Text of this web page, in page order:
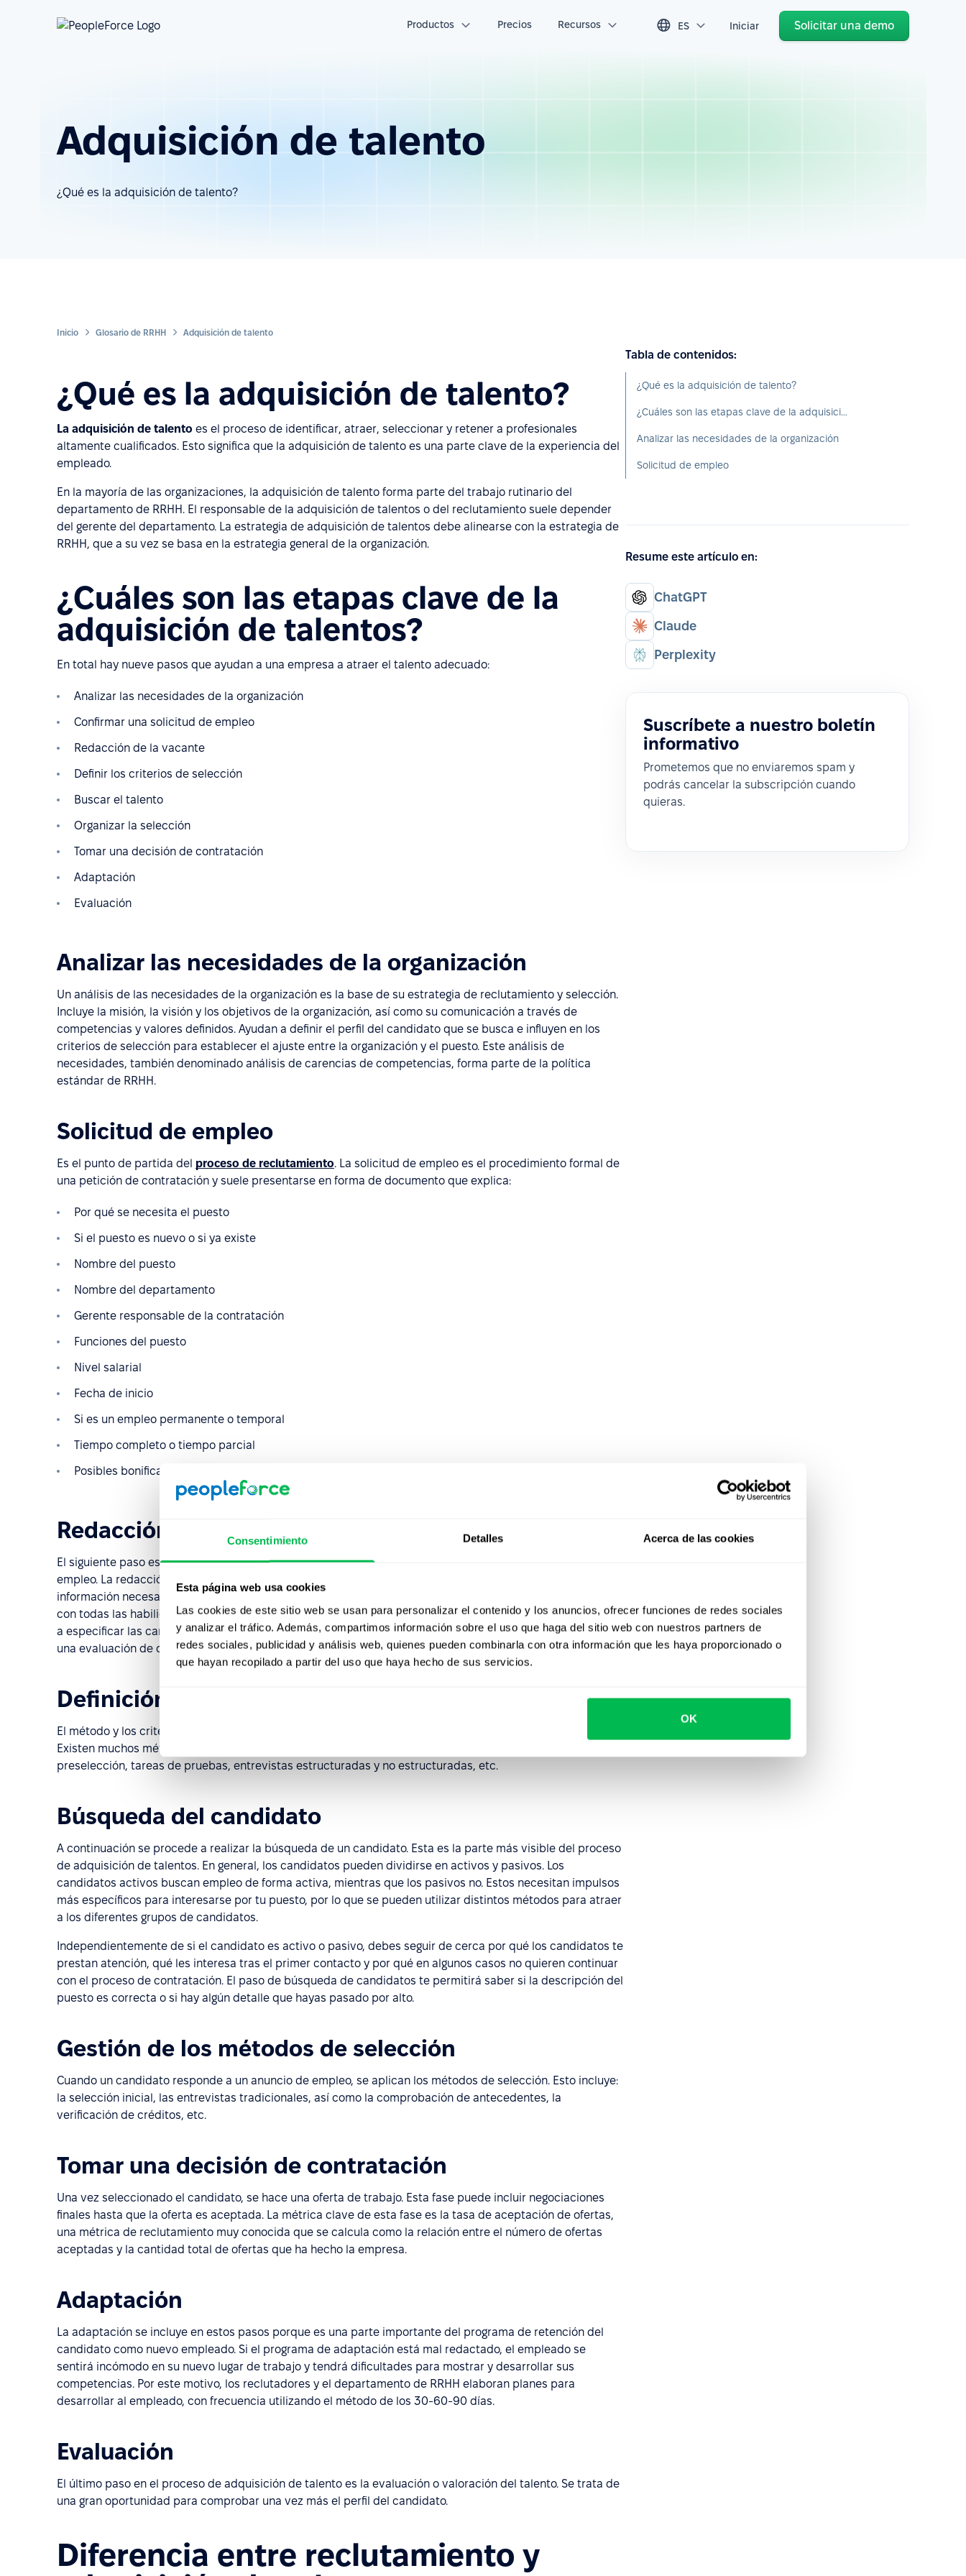
Consentimiento Detalles Acerca de las cookies
Esta página web usa cookies
Las cookies de este sitio web se usan para personalizar el contenido y los anuncios, ofrecer funciones de redes sociales
y analizar el tráfico. Además, compartimos información sobre el uso que haga del sitio web con nuestros partners de
redes sociales, publicidad y análisis web, quienes pueden combinarla con otra información que les haya proporcionado o
que hayan recopilado a partir del uso que haya hecho de sus servicios.
OK
Productos Precios Recursos ES Iniciar Solicitar una demo
Adquisición de talento
¿Qué es la adquisición de talento?
Inicio Glosario de RRHH Adquisición de talento
¿Qué es la adquisición de talento?
La adquisición de talento es el proceso de identificar, atraer, seleccionar y retener a profesionales
altamente cualificados. Esto significa que la adquisición de talento es una parte clave de la experiencia del
empleado.
En la mayoría de las organizaciones, la adquisición de talento forma parte del trabajo rutinario del
departamento de RRHH. El responsable de la adquisición de talentos o del reclutamiento suele depender
del gerente del departamento. La estrategia de adquisición de talentos debe alinearse con la estrategia de
RRHH, que a su vez se basa en la estrategia general de la organización.
¿Cuáles son las etapas clave de la
adquisición de talentos?
En total hay nueve pasos que ayudan a una empresa a atraer el talento adecuado:
Analizar las necesidades de la organización
Confirmar una solicitud de empleo
Redacción de la vacante
Definir los criterios de selección
Buscar el talento
Organizar la selección
Tomar una decisión de contratación
Adaptación
Evaluación
Analizar las necesidades de la organización
Un análisis de las necesidades de la organización es la base de su estrategia de reclutamiento y selección.
Incluye la misión, la visión y los objetivos de la organización, así como su comunicación a través de
competencias y valores definidos. Ayudan a definir el perfil del candidato que se busca e influyen en los
criterios de selección para establecer el ajuste entre la organización y el puesto. Este análisis de
necesidades, también denominado análisis de carencias de competencias, forma parte de la política
estándar de RRHH.
Solicitud de empleo
Es el punto de partida del proceso de reclutamiento. La solicitud de empleo es el procedimiento formal de
una petición de contratación y suele presentarse en forma de documento que explica:
Por qué se necesita el puesto
Si el puesto es nuevo o si ya existe
Nombre del puesto
Nombre del departamento
Gerente responsable de la contratación
Funciones del puesto
Nivel salarial
Fecha de inicio
Si es un empleo permanente o temporal
Tiempo completo o tiempo parcial
Posibles bonificaciones y prestaciones, etc.
Redacción de la vacante
El siguiente paso es probablemente el más importante en el proceso de adquisición de talento: la oferta de
empleo. La redacción de la vacante va acompañada de un análisis del puesto, el cual permite reunir toda la
información necesaria para garantizar una contratación de calidad. Esto incluye una descripción de puesto,
con todas las habilidades, competencias y tareas diarias requeridas para el mismo. Elementos que ayudan
a especificar las características personales del candidato y son la base sobre la cual el gerente realizará
una evaluación de desempeño.
Definición de los criterios y métodos de selección
El método y los criterios de selección se determinan en función del puesto vacante que se haya redactado.
Existen muchos métodos que pueden emplearse para seleccionar a los candidatos, como pruebas de
preselección, tareas de pruebas, entrevistas estructuradas y no estructuradas, etc.
Búsqueda del candidato
A continuación se procede a realizar la búsqueda de un candidato. Esta es la parte más visible del proceso
de adquisición de talentos. En general, los candidatos pueden dividirse en activos y pasivos. Los
candidatos activos buscan empleo de forma activa, mientras que los pasivos no. Estos necesitan impulsos
más específicos para interesarse por tu puesto, por lo que se pueden utilizar distintos métodos para atraer
a los diferentes grupos de candidatos.
Independientemente de si el candidato es activo o pasivo, debes seguir de cerca por qué los candidatos te
prestan atención, qué les interesa tras el primer contacto y por qué en algunos casos no quieren continuar
con el proceso de contratación. El paso de búsqueda de candidatos te permitirá saber si la descripción del
puesto es correcta o si hay algún detalle que hayas pasado por alto.
Gestión de los métodos de selección
Cuando un candidato responde a un anuncio de empleo, se aplican los métodos de selección. Esto incluye:
la selección inicial, las entrevistas tradicionales, así como la comprobación de antecedentes, la
verificación de créditos, etc.
Tomar una decisión de contratación
Una vez seleccionado el candidato, se hace una oferta de trabajo. Esta fase puede incluir negociaciones
finales hasta que la oferta es aceptada. La métrica clave de esta fase es la tasa de aceptación de ofertas,
una métrica de reclutamiento muy conocida que se calcula como la relación entre el número de ofertas
aceptadas y la cantidad total de ofertas que ha hecho la empresa.
Adaptación
La adaptación se incluye en estos pasos porque es una parte importante del programa de retención del
candidato como nuevo empleado. Si el programa de adaptación está mal redactado, el empleado se
sentirá incómodo en su nuevo lugar de trabajo y tendrá dificultades para mostrar y desarrollar sus
competencias. Por este motivo, los reclutadores y el departamento de RRHH elaboran planes para
desarrollar al empleado, con frecuencia utilizando el método de los 30-60-90 días.
Evaluación
El último paso en el proceso de adquisición de talento es la evaluación o valoración del talento. Se trata de
una gran oportunidad para comprobar una vez más el perfil del candidato.
Diferencia entre reclutamiento y
Tabla de contenidos:
¿Qué es la adquisición de talento?
¿Cuáles son las etapas clave de la adquisición de talentos?
Analizar las necesidades de la organización
Solicitud de empleo
Resume este artículo en:
ChatGPT
Claude
Perplexity
Suscríbete a nuestro boletín
informativo
Prometemos que no enviaremos spam y
podrás cancelar la subscripción cuando
quieras.